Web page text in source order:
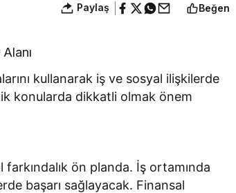
Paylaş Beğen
kullanarak iş ve sosyal ilişkilerde
konularda dikkatli olmak önem
ön planda. İş ortamında
başarı sağlayacak. Finansal